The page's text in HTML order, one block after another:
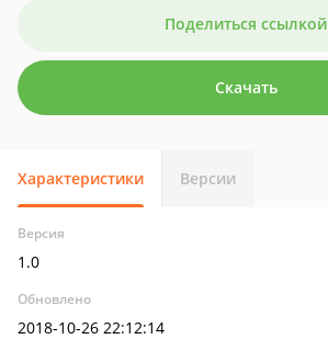
Поделиться ссылкой
Скачать
Характеристики Версии
Версия
1.0
Обновлено
2018-10-26 22:12:14